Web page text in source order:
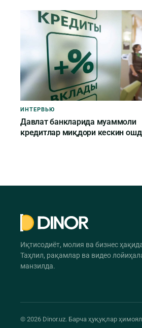
ИНТЕРВЬЮ
Давлат банкларида муаммоли
кредитлар миқдори кескин
Иқтисодиёт, молия ва бизнес
Таҳлил, рақамлар ва видео
манзилда.
© 2026 Dinor.uz. Барча ҳуқуқлар